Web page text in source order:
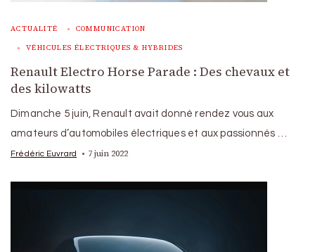
ACTUALITÉ COMMUNICATION
VÉHICULES ÉLECTRIQUES & HYBRIDES
Renault Electro Horse Parade : Des chevaux et
des kilowatts
Dimanche 5 juin, Renault avait donné rendez vous aux
amateurs d’automobiles électriques et aux passionnés …
Frédéric Euvrard 7 juin 2022